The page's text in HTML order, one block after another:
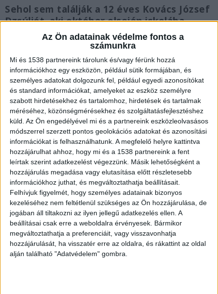
Az Ön adatainak védelme fontos a
számunkra
Mi és 1538 partnereink tárolunk és/vagy férünk hozzá
információkhoz egy eszközön, például sütik formájában, és
személyes adatokat dolgozunk fel, például egyedi azonosítókat
és standard információkat, amelyeket az eszköz személyre
szabott hirdetésekhez és tartalomhoz, hirdetések és tartalmak
méréséhez, közönségmérésekhez és szolgáltatásfejlesztéshez
küld. Az Ön engedélyével mi és a partnereink eszközleolvasásos
módszerrel szerzett pontos geolokációs adatokat és azonosítási
információkat is felhasználhatunk. A megfelelő helyre kattintva
hozzájárulhat ahhoz, hogy mi és a 1538 partnereink a fent
leírtak szerint adatkezelést végezzünk. Másik lehetőségként a
hozzájárulás megadása vagy elutasítása előtt részletesebb
információkhoz juthat, és megváltoztathatja beállításait.
Felhívjuk figyelmét, hogy személyes adatainak bizonyos
kezeléséhez nem feltétlenül szükséges az Ön hozzájárulása, de
jogában áll tiltakozni az ilyen jellegű adatkezelés ellen. A
beállításai csak erre a weboldalra érvényesek. Bármikor
megváltoztathatja a preferenciáit, vagy visszavonhatja
hozzájárulását, ha visszatér erre az oldalra, és rákattint az oldal
alján található "Adatvédelem" gombra.
Sehol sem találják a 12 éves Kovács József
Dzsúliót, aki október elsején iskolába
indult, de nem ment vissza az otthonába.
Most a rendőrök keresik.
12 éves az eltűnt fiú
A Szekszárdi Rendőrkapitányságon körözési
eljárást folytatnak Kovács József Dzsúlió eltűnése
kapcsán. A 12 éves fiú, aki a szekszárdi
gyermekotthon lakója október 1-jén iskolába
indult, azonban oda nem érkezett meg, és az
otthonba sem tért vissza. A kisfiú tartózkodási
helye azóta ismeretlen, életjelet nem ad magáról.
A Kékvillogó legfrissebb híreit ide kattintva éred
el! A Facebookon már 341 ezernél is többen
követnek minket.